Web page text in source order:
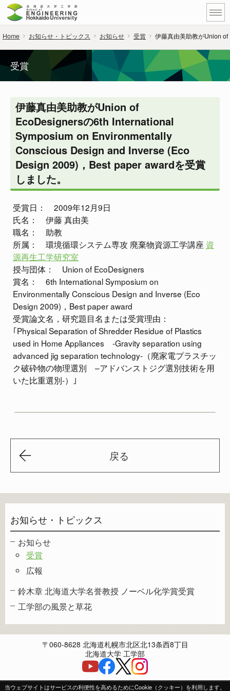
Home お知らせ・トピックス お知らせ 受賞 伊藤真由美助教がUnion
受賞
伊藤真由美助教がUnion of
EcoDesignersの6th International
Symposium on Environmentally
Conscious Design and Inverse (Eco
Design 2009)，Best paper awardを受賞
しました。
受賞日： 2009年12月9日
氏名： 伊藤 真由美
職名： 助教
所属： 環境循環システム専攻 廃棄物資源工学講座 資
源再生工学研究室
授与団体： Union of EcoDesigners
賞名： 6th International Symposium on
Environmentally Conscious Design and Inverse (Eco
Design 2009)，Best paper award
受賞論文名，研究題目名または受賞理由：
｢Physical Separation of Shredder Residue of Plastics
used in Home Appliances -Gravity separation using
advanced jig separation technology-（廃家電プラスチッ
ク破砕物の物理選別 –アドバンストジグ選別技術を用
いた比重選別-）｣
戻る
お知らせ・トピックス
お知らせ
受賞
広報
鈴木章 北海道大学名誉教授 ノーベル化学賞受賞
工学部の風景と草花
〒060-8628 北海道札幌市北区北13条西8丁目
北海道大学 工学部
当ウェブサイトはサービスの利便性を高めるためにCookie（クッキー）を利用します。